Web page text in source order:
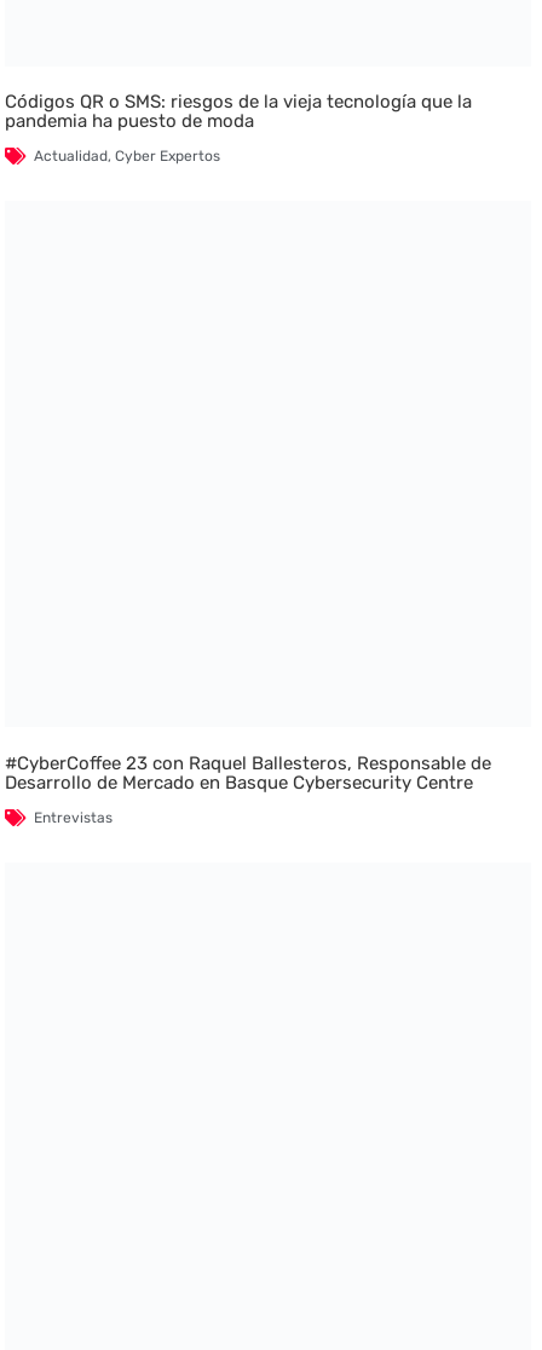
Códigos QR o SMS: riesgos de la vieja tecnología que la
pandemia ha puesto de moda
Actualidad,Cyber Expertos
#CyberCoffee 23 con Raquel Ballesteros, Responsable de
Desarrollo de Mercado en Basque Cybersecurity Centre
Entrevistas